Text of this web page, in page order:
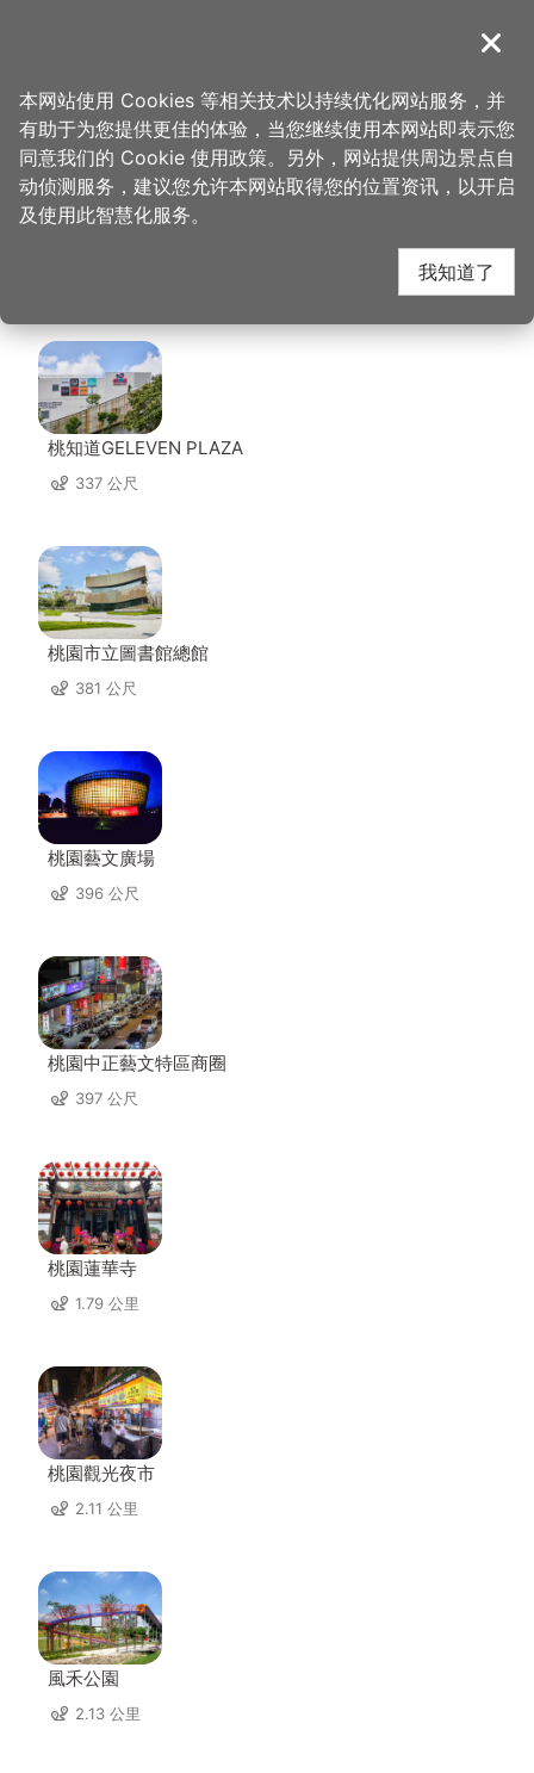
導覽
首页 > 想去的地方 > 美食、购物 > 柚子花花青春客家菜─桃园店
柚子花花青春客家菜─
桃园店 周边景点
桃知道GELEVEN PLAZA
337 公尺
桃園市立圖書館總館
381 公尺
桃園藝文廣場
396 公尺
桃園中正藝文特區商圈
397 公尺
桃園蓮華寺
1.79 公里
桃園觀光夜市
2.11 公里
風禾公園
2.13 公里
关闭
本网站使用 Cookies 等相关技术以持续优化网站服务，并
有助于为您提供更佳的体验，当您继续使用本网站即表示您
同意我们的 Cookie 使用政策。另外，网站提供周边景点自
动侦测服务，建议您允许本网站取得您的位置资讯，以开启
及使用此智慧化服务。
我知道了